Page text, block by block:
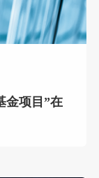
金项目”在